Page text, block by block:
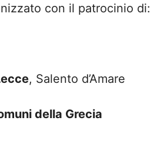
con il patrocinio di:
, Salento d’Amare
della Grecia